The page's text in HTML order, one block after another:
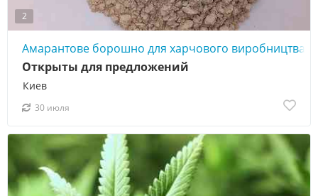
2
Амарантове борошно для харчового виробництва
Киев
Открыты для предложений
30 июля